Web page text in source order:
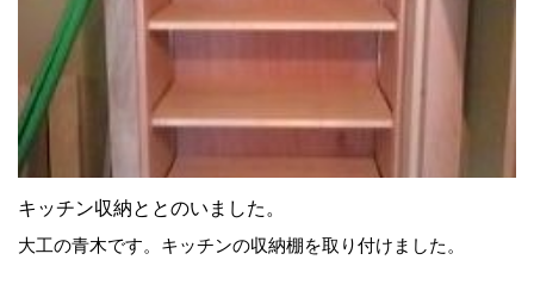
キッチン収納ととのいました。
大工の青木です。キッチンの収納棚を取り付けました。